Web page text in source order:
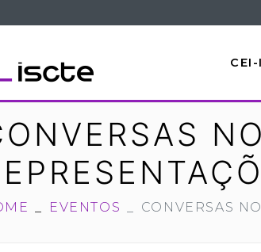
CEI-
EVENTOS CONVERSAS